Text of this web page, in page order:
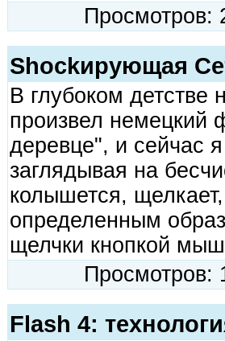
Просмотров:
Shockирующая
В глубоком детстве
произвел
деревце", и сейчас
заглядывая на
колышется,
определенным
щелчки кнопкой
Просмотров:
Flash 4: